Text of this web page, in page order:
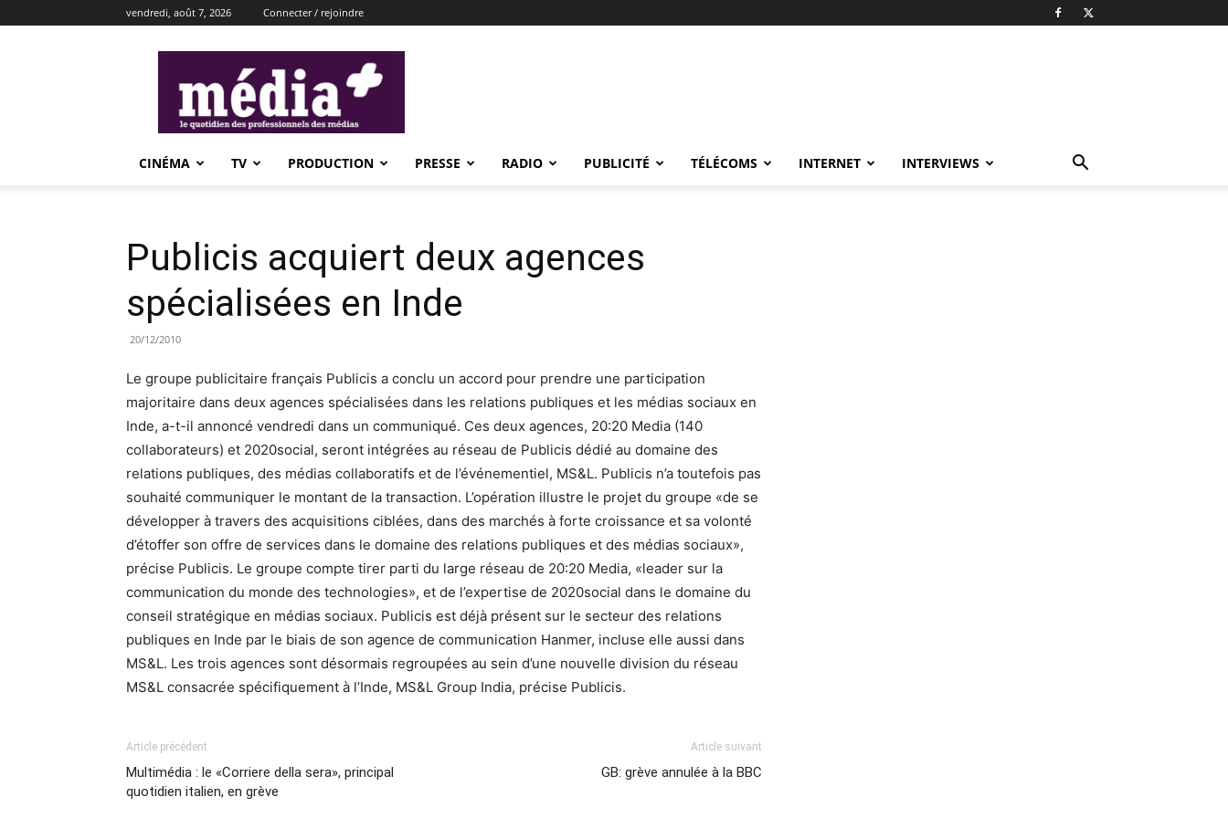
vendredi, août 7, 2026 Connecter / rejoindre
CINÉMA TV PRODUCTION PRESSE RADIO PUBLICITÉ TÉLÉCOMS INTERNET INTERVIEWS
Publicis acquiert deux agences
spécialisées en Inde
20/12/2010
Le groupe publicitaire français Publicis a conclu un accord pour prendre une participation
majoritaire dans deux agences spécialisées dans les relations publiques et les médias sociaux en
Inde, a-t-il annoncé vendredi dans un communiqué. Ces deux agences, 20:20 Media (140
collaborateurs) et 2020social, seront intégrées au réseau de Publicis dédié au domaine des
relations publiques, des médias collaboratifs et de l’événementiel, MS&L. Publicis n’a toutefois pas
souhaité communiquer le montant de la transaction. L’opération illustre le projet du groupe «de se
développer à travers des acquisitions ciblées, dans des marchés à forte croissance et sa volonté
d’étoffer son offre de services dans le domaine des relations publiques et des médias sociaux»,
précise Publicis. Le groupe compte tirer parti du large réseau de 20:20 Media, «leader sur la
communication du monde des technologies», et de l’expertise de 2020social dans le domaine du
conseil stratégique en médias sociaux. Publicis est déjà présent sur le secteur des relations
publiques en Inde par le biais de son agence de communication Hanmer, incluse elle aussi dans
MS&L. Les trois agences sont désormais regroupées au sein d’une nouvelle division du réseau
MS&L consacrée spécifiquement à l’Inde, MS&L Group India, précise Publicis.
Article précédent
Multimédia : le «Corriere della sera», principal
quotidien italien, en grève
Article suivant
GB: grève annulée à la BBC